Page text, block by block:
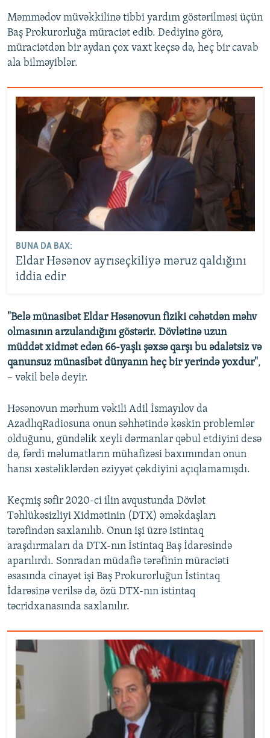
Məmmədov müvəkkilinə tibbi yardım göstərilməsi üçün
Baş Prokurorluğa müraciət edib. Dediyinə görə,
müraciətdən bir aydan çox vaxt keçsə də, heç bir cavab
ala bilməyiblər.
BUNA DA BAX:
Eldar Həsənov ayrıseçkiliyə məruz qaldığını
iddia edir
"Belə münasibət Eldar Həsənovun fiziki cəhətdən məhv
olmasının arzulandığını göstərir. Dövlətinə uzun
müddət xidmət edən 66-yaşlı şəxsə qarşı bu ədalətsiz və
qanunsuz münasibət dünyanın heç bir yerində yoxdur",
– vəkil belə deyir.
Həsənovun mərhum vəkili Adil İsmayılov da
AzadlıqRadiosuna onun səhhətində kəskin problemlər
olduğunu, gündəlik xeyli dərmanlar qəbul etdiyini desə
də, fərdi məlumatların mühafizəsi baxımından onun
hansı xəstəliklərdən əziyyət çəkdiyini açıqlamamışdı.
Keçmiş səfir 2020-ci ilin avqustunda Dövlət
Təhlükəsizliyi Xidmətinin (DTX) əməkdaşları
tərəfindən saxlanılıb. Onun işi üzrə istintaq
araşdırmaları da DTX-nın İstintaq Baş İdarəsində
aparılırdı. Sonradan müdafiə tərəfinin müraciəti
əsasında cinayət işi Baş Prokurorluğun İstintaq
İdarəsinə verilsə də, özü DTX-nın istintaq
təcridxanasında saxlanılır.